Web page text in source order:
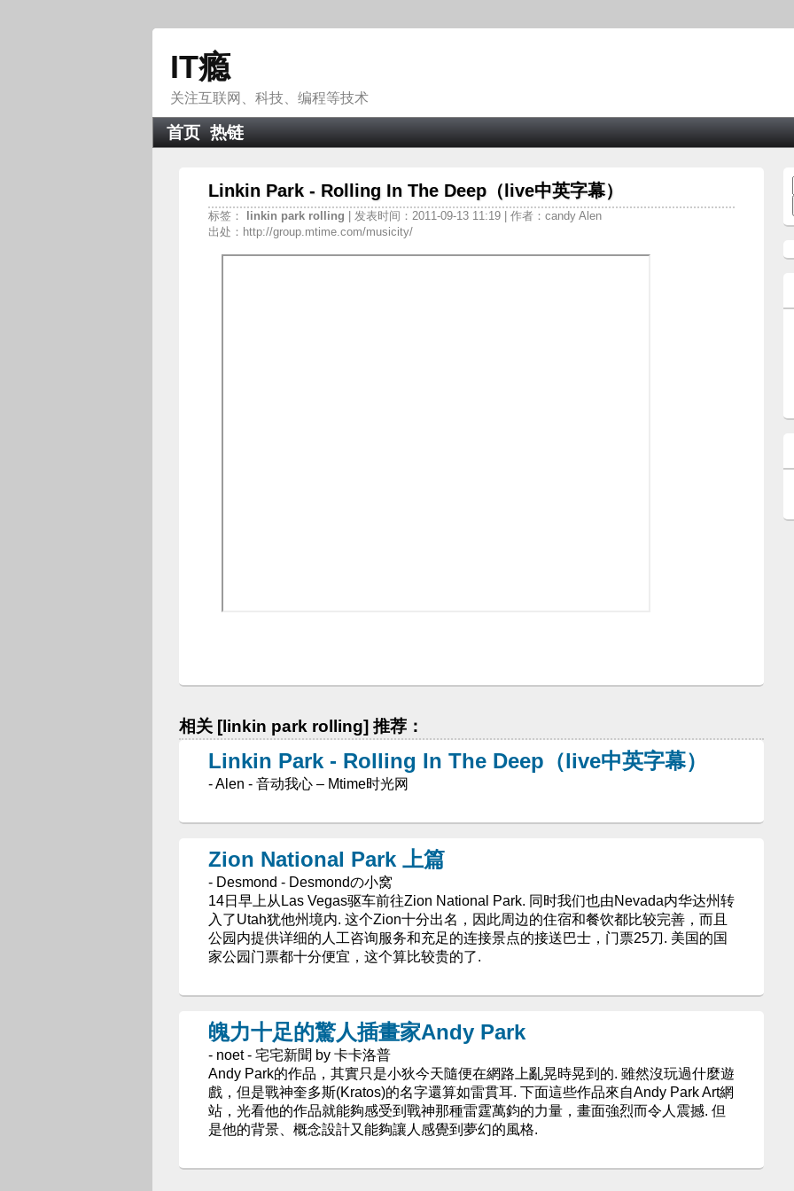
IT瘾
关注互联网、科技、编程等技术
首页 热链
Linkin Park - Rolling In The Deep（live中英字幕）
标签： linkin park rolling
| 发表时间：2011-09-13 11:19 | 作者：candy Alen
出处：http://group.mtime.com/musicity/
相关 [linkin park rolling] 推荐：
Linkin Park - Rolling In The Deep（live中英字幕）
- Alen - 音动我心 – Mtime时光网
Zion National Park 上篇
- Desmond - Desmondの小窝
14日早上从Las Vegas驱车前往Zion National Park. 同时我们也由Nevada内华达州转
入了Utah犹他州境内. 这个Zion十分出名，因此周边的住宿和餐饮都比较完善，而且
公园内提供详细的人工咨询服务和充足的连接景点的接送巴士，门票25刀. 美国的国
家公园门票都十分便宜，这个算比较贵的了.
魄力十足的驚人插畫家Andy Park
- noet - 宅宅新聞 by 卡卡洛普
Andy Park的作品，其實只是小狄今天隨便在網路上亂晃時晃到的. 雖然沒玩過什麼遊
戲，但是戰神奎多斯(Kratos)的名字還算如雷貫耳. 下面這些作品來自Andy Park Art網
站，光看他的作品就能夠感受到戰神那種雷霆萬鈞的力量，畫面強烈而令人震撼. 但
是他的背景、概念設計又能夠讓人感覺到夢幻的風格.